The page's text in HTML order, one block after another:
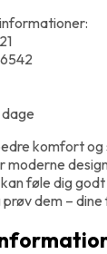
komfort og
moderne
føle dig
dem –